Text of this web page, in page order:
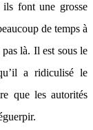
ils font une grosse
de temps à
là. Il est sous le
a ridiculisé le
que les autorités